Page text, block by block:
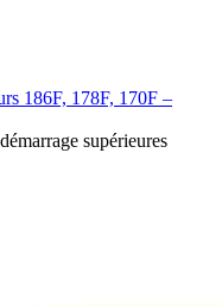
186F, 178F, 170F –
supérieures